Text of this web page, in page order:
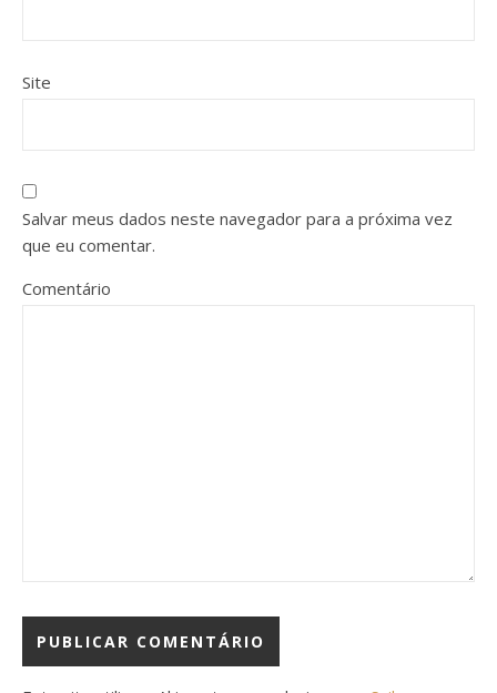
Site
Salvar meus dados neste navegador para a próxima vez
que eu comentar.
Comentário